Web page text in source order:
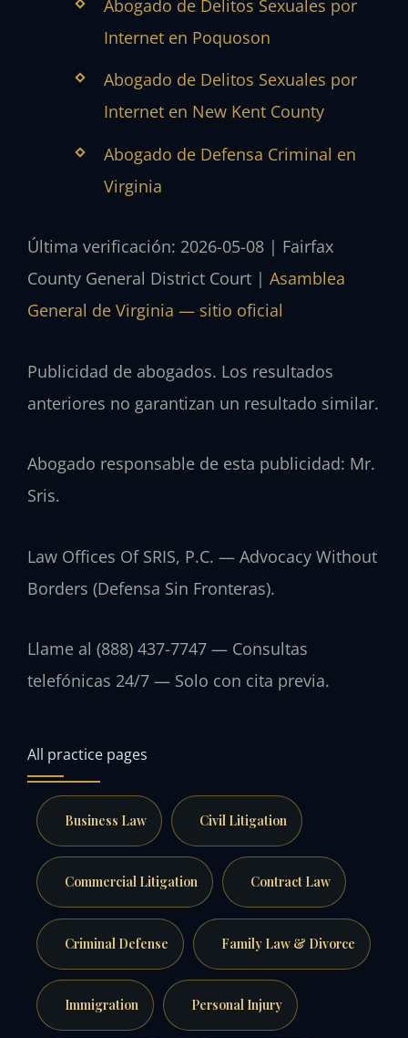
Abogado de Delitos Sexuales por
Internet en Poquoson
Abogado de Delitos Sexuales por
Internet en New Kent County
Abogado de Defensa Criminal en
Virginia
Última verificación: 2026-05-08 | Fairfax
County General District Court | Asamblea
General de Virginia — sitio oficial
Publicidad de abogados. Los resultados
anteriores no garantizan un resultado similar.
Abogado responsable de esta publicidad: Mr.
Sris.
Law Offices Of SRIS, P.C. — Advocacy Without
Borders (Defensa Sin Fronteras).
Llame al (888) 437-7747 — Consultas
telefónicas 24/7 — Solo con cita previa.
All practice pages
Business Law Civil Litigation
Commercial Litigation Contract Law
Criminal Defense Family Law & Divorce
Immigration Personal Injury